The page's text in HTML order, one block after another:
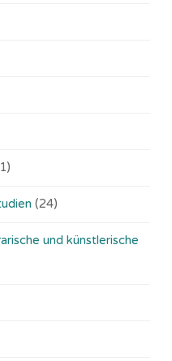
(24)
und künstlerische